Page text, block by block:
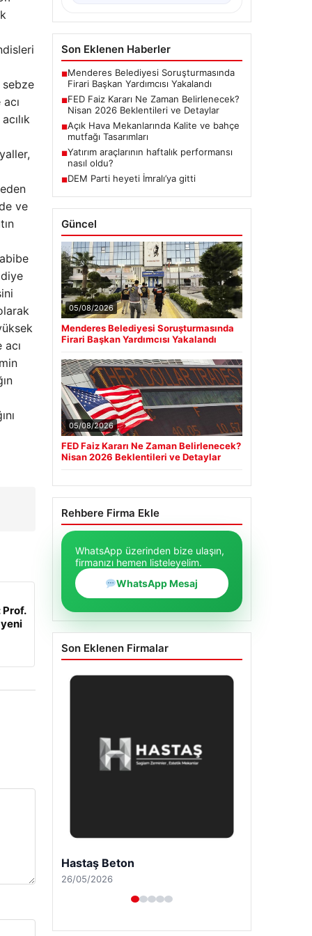
sebze
ve
Prof.
Son Eklenen Haberler
■Menderes Belediyesi Soruşturmasında
Firari Başkan Yardımcısı Yakalandı
■FED Faiz Kararı Ne Zaman Belirlenecek?
Nisan 2026 Beklentileri ve Detaylar
■Açık Hava Mekanlarında Kalite ve bahçe
mutfağı Tasarımları
■Yatırım araçlarının haftalık performansı
nasıl oldu?
■DEM Parti heyeti İmralı’ya gitti
Güncel
05/08/2026
Menderes Belediyesi Soruşturmasında
Firari Başkan Yardımcısı Yakalandı
05/08/2026
FED Faiz Kararı Ne Zaman Belirlenecek?
Nisan 2026 Beklentileri ve Detaylar
Rehbere Firma Ekle
WhatsApp üzerinden bize ulaşın,
firmanızı hemen listeleyelim.
WhatsApp Mesaj
Son Eklenen Firmalar
Hastaş Beton
26/05/2026